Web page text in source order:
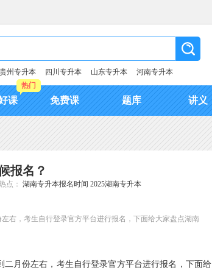
贵州专升本 四川专升本 山东专升本 河南专升本
课
热门
免费课 题库 讲义
报名？
点： 湖南专升本报名时间 2025湖南专升本
右，考生自行登录官方平台进行报名，下面给大家盘点湖南
月份左右，考生自行登录官方平台进行报名，下面给